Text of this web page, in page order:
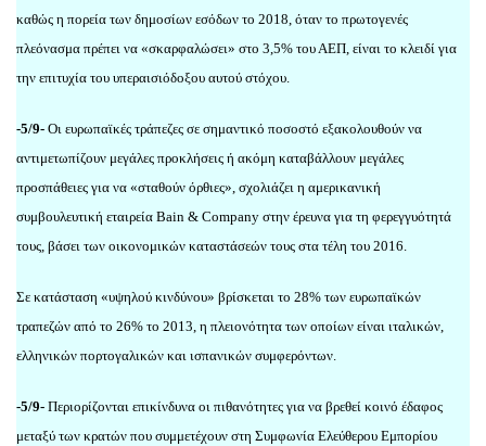
καθώς η πορεία των δημοσίων εσόδων το 2018, όταν το πρωτογενές
πλεόνασμα πρέπει να «σκαρφαλώσει» στο 3,5% του ΑΕΠ, είναι το κλειδί για
την επιτυχία του υπεραισιόδοξου αυτού στόχου.
-5/9- Οι ευρωπαϊκές τράπεζες σε σημαντικό ποσοστό εξακολουθούν να
αντιμετωπίζουν μεγάλες προκλήσεις ή ακόμη καταβάλλουν μεγάλες
προσπάθειες για να «σταθούν όρθιες», σχολιάζει η αμερικανική
συμβουλευτική εταιρεία Bain & Company στην έρευνα για τη φερεγγυότητά
τους, βάσει των οικονομικών καταστάσεών τους στα τέλη του 2016.
Σε κατάσταση «υψηλού κινδύνου» βρίσκεται το 28% των ευρωπαϊκών
τραπεζών από το 26% το 2013, η πλειονότητα των οποίων είναι ιταλικών,
ελληνικών πορτογαλικών και ισπανικών συμφερόντων.
-5/9- Περιορίζονται επικίνδυνα οι πιθανότητες για να βρεθεί κοινό έδαφος
μεταξύ των κρατών που συμμετέχουν στη Συμφωνία Ελεύθερου Εμπορίου